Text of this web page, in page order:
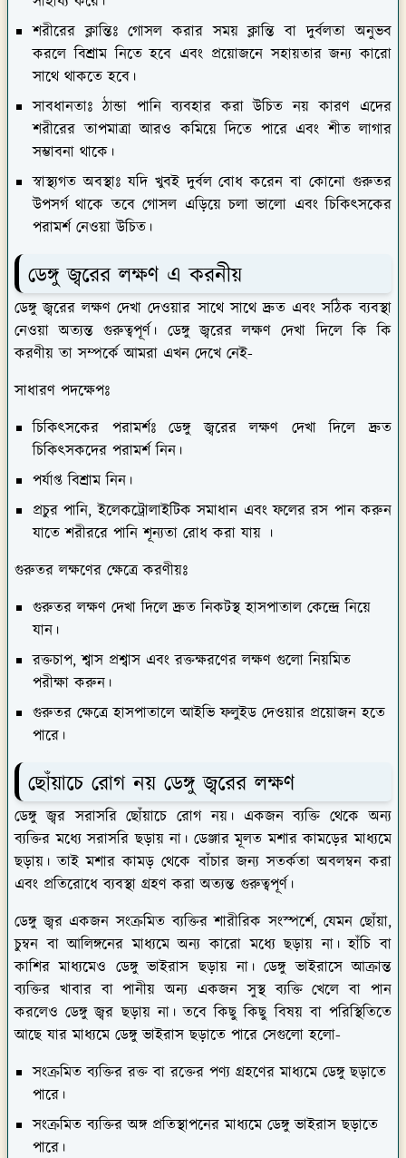
শরীরের ক্লান্তিঃ
করলে বিশ্রাম নিতে হবে এবং প্রয়োজনে সহায়তার জন্য কারো
সাথে থাকতে হবে।
সাবধানতাঃঠান্ডা পানি ব্যবহার করা উচিত নয় কারণ এদের
শরীরের তাপমাত্রা আরও কমিয়ে দিতে পারে এবং শীত লাগার
সম্ভাবনা থাকে।
স্বাস্থ্যগত অবস্থাঃ
উপসর্গ থাকে তবে গোসল এড়িয়ে চলা ভালো এবং চিকিৎসকের
পরামর্শ নেওয়া উচিত।
ডেঙ্গু জ্বরের লক্ষণ এ করনীয়
ডেঙ্গু জ্বরের লক্ষণ দেখা দেওয়ার সাথে সাথে দ্রুত এবং সঠিক ব্যবস্থা
নেওয়া অত্যন্ত গুরুত্বপূর্ণ। ডেঙ্গু জ্বরের লক্ষণ দেখা দিলে কি কি
করণীয় তা সম্পর্কে আমরা এখন দেখে নেই-
চিকিৎসকদের পরামর্শ নিন।
পর্যাপ্ত বিশ্রাম নিন।
প্রচুর পানি, ইলেকট্রোলাইটিক সমাধান এবং ফলের রস পান করুন
যাতে শরীররে পানি শূন্যতা রোধ করা যায় ।
যান।
রক্তচাপ, শ্বাস প্রশ্বাস এবং রক্তক্ষরণের লক্ষণ গুলো নিয়মিত
পরীক্ষা করুন।
গুরুতর ক্ষেত্রে হাসপাতালে আইভি ফলুইড দেওয়ার প্রয়োজন হতে
পারে।
ছোঁয়াচে রোগ নয় ডেঙ্গু জ্বরের লক্ষণ
ডেঙ্গু জ্বর সরাসরি ছোঁয়াচে রোগ নয়। একজন ব্যক্তি থেকে অন্য
ব্যক্তির মধ্যে সরাসরি ছড়ায় না। ডেঞ্জার মূলত মশার কামড়ের মাধ্যমে
ছড়ায়। তাই মশার কামড় থেকে বাঁচার জন্য সতর্কতা অবলম্বন করা
এবং প্রতিরোধে ব্যবস্থা গ্রহণ করা অত্যন্ত গুরুত্বপূর্ণ।
চুম্বন বা আলিঙ্গনের মাধ্যমে অন্য কারো মধ্যে ছড়ায় না। হাঁচি বা
কাশির মাধ্যমেও ডেঙ্গু ভাইরাস ছড়ায় না। ডেঙ্গু ভাইরাসে আক্রান্ত
ব্যক্তির খাবার বা পানীয় অন্য একজন সুস্থ ব্যক্তি খেলে বা পান
করলেও ডেঙ্গু জ্বর ছড়ায় না। তবে কিছু কিছু বিষয় বা পরিস্থিতিতে
আছে যার মাধ্যমে ডেঙ্গু ভাইরাস ছড়াতে পারে সেগুলো হলো-
পারে।
সংক্রমিত ব্যক্তির অঙ্গ প্রতিস্থাপনের মাধ্যমে ডেঙ্গু ভাইরাস ছড়াতে
পারে।